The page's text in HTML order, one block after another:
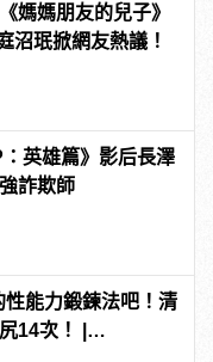
媽媽朋友的兒子》
沼珉掀網友熱議！
：英雄篇》影后長澤
詐欺師
能力鍛鍊法吧！清
14次！ |